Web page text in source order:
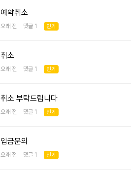
예약취소
오래 전 댓글 1 인기
취소
오래 전 댓글 1 인기
취소 부탁드립니다
오래 전 댓글 1 인기
입금문의
오래 전 댓글 1 인기